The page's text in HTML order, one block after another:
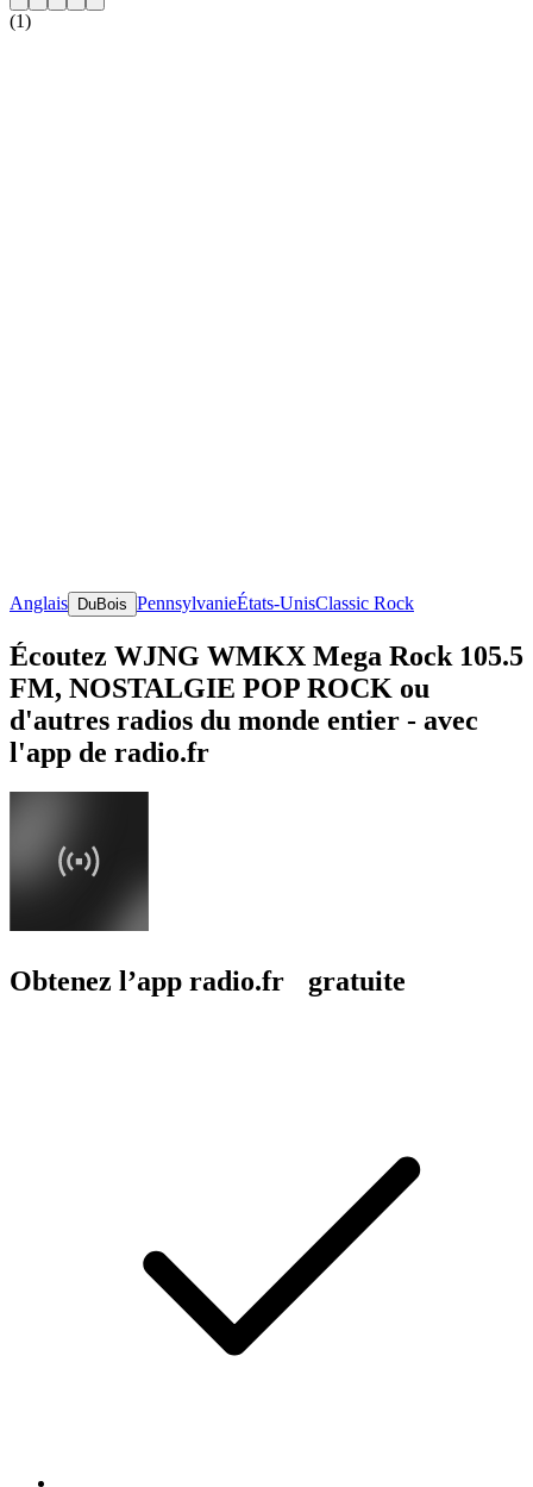
(1)
Anglais DuBois PennsylvanieÉtats-UnisClassic Rock
Écoutez WJNG WMKX Mega Rock 105.5
FM, NOSTALGIE POP ROCK ou
d'autres radios du monde entier - avec
l'app de radio.fr
Obtenez l’app radio.fr gratuite